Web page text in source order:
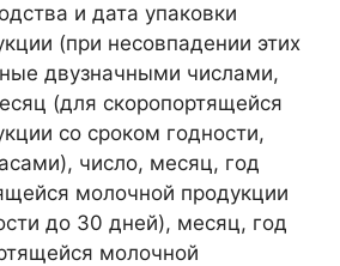
и дата упаковки
(при несовпадении этих
двузначными числами,
(для скоропортящейся
со сроком годности,
число, месяц, год
молочной продукции
до 30 дней), месяц, год
молочной